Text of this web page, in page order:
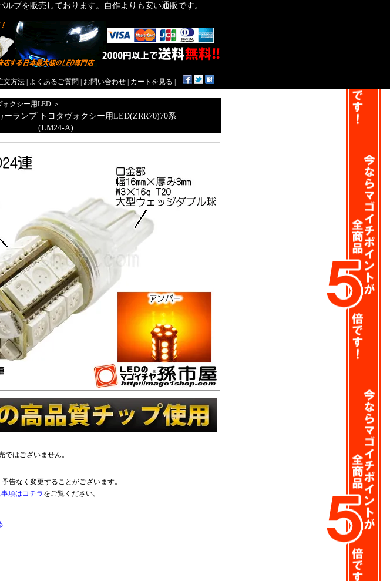
ブを販売しております。自作よりも安い通販です。
文方法 よくあるご質問 お問い合わせ カートを見る
ォクシー用LED ＞
ーランプ トヨタヴォクシー用LED(ZRR70)70系
(LM24-A)
ではございません。
告なく変更することがございます。
項はコチラ をご覧ください。